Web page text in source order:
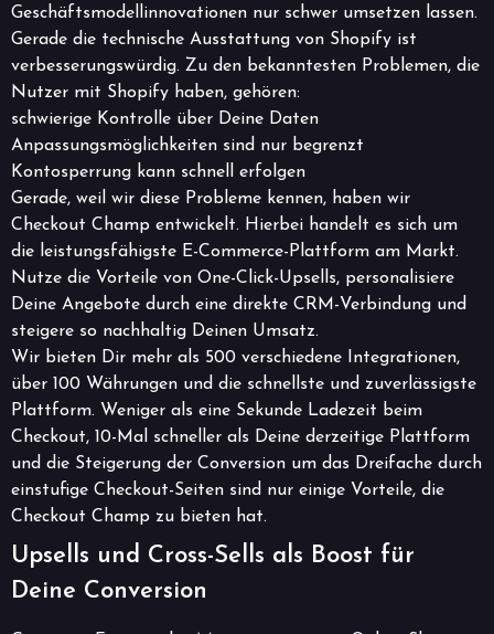
Geschäftsmodellinnovationen nur schwer umsetzen lassen.
Gerade die technische Ausstattung von Shopify ist
verbesserungswürdig. Zu den bekanntesten Problemen, die
Nutzer mit Shopify haben, gehören:
schwierige Kontrolle über Deine Daten
Anpassungsmöglichkeiten sind nur begrenzt
Kontosperrung kann schnell erfolgen
Gerade, weil wir diese Probleme kennen, haben wir
Checkout Champ entwickelt. Hierbei handelt es sich um
die leistungsfähigste E-Commerce-Plattform am Markt.
Nutze die Vorteile von One-Click-Upsells, personalisiere
Deine Angebote durch eine direkte CRM-Verbindung und
steigere so nachhaltig Deinen Umsatz.
Wir bieten Dir mehr als 500 verschiedene Integrationen,
über 100 Währungen und die schnellste und zuverlässigste
Plattform. Weniger als eine Sekunde Ladezeit beim
Checkout, 10-Mal schneller als Deine derzeitige Plattform
und die Steigerung der Conversion um das Dreifache durch
einstufige Checkout-Seiten sind nur einige Vorteile, die
Checkout Champ zu bieten hat.
Upsells und Cross-Sells als Boost für
Deine Conversion